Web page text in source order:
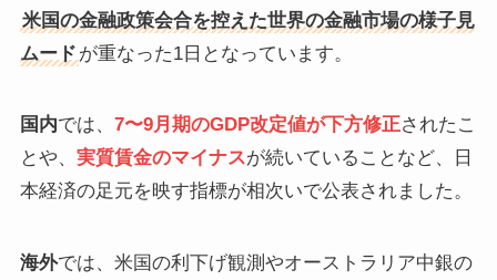
米国の金融政策会合を控えた世界の金融市場の様子見
ムード が重なった1日となっています。
国内では、 7〜9月期のGDP改定値が下方修正されたこ
とや、 実質賃金のマイナスが続いていることなど、日
本経済の足元を映す指標が相次いで公表されました。
海外では、米国の利下げ観測やオーストラリア中銀の